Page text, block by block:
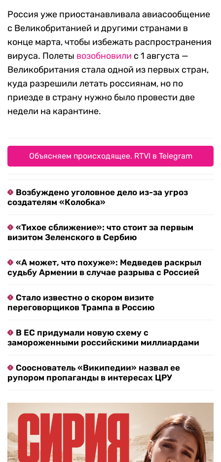
Россия уже приостанавливала авиасообщение
с Великобританией и другими странами в
конце марта, чтобы избежать распространения
вируса. Полеты возобновили с 1 августа —
Великобритания стала одной из первых стран,
куда разрешили летать россиянам, но по
приезде в страну нужно было провести две
недели на карантине.
Объясняем происходящее. RTVI в Telegram
Возбуждено уголовное дело из-за угроз
создателям «Колобка»
«Тихое сближение»: что стоит за первым
визитом Зеленского в Сербию
«А может, что похуже»: Медведев раскрыл
судьбу Армении в случае разрыва с Россией
Стало известно о скором визите
переговорщиков Трампа в Россию
В ЕС придумали новую схему с
замороженными российскими миллиардами
Сооснователь «Википедии» назвал ее
рупором пропаганды в интересах ЦРУ